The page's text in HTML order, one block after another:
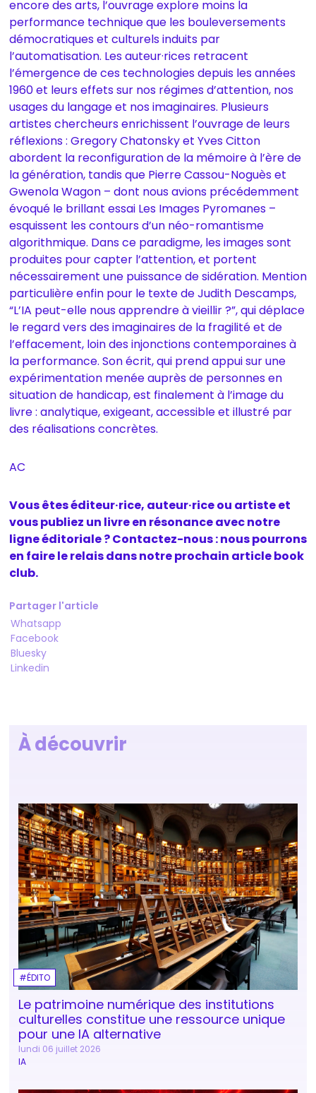
encore des arts, l’ouvrage explore moins la
performance technique que les bouleversements
démocratiques et culturels induits par
l’automatisation. Les auteur·rices retracent
l’émergence de ces technologies depuis les années
1960 et leurs effets sur nos régimes d’attention, nos
usages du langage et nos imaginaires. Plusieurs
artistes chercheurs enrichissent l’ouvrage de leurs
réflexions : Gregory Chatonsky et Yves Citton
abordent la reconfiguration de la mémoire à l’ère de
la génération, tandis que Pierre Cassou-Noguès et
Gwenola Wagon – dont nous avions précédemment
évoqué le brillant essai Les Images Pyromanes –
esquissent les contours d’un néo-romantisme
algorithmique. Dans ce paradigme, les images sont
produites pour capter l’attention, et portent
nécessairement une puissance de sidération. Mention
particulière enfin pour le texte de Judith Descamps,
“L’IA peut-elle nous apprendre à vieillir ?”, qui déplace
le regard vers des imaginaires de la fragilité et de
l’effacement, loin des injonctions contemporaines à
la performance. Son écrit, qui prend appui sur une
expérimentation menée auprès de personnes en
situation de handicap, est finalement à l’image du
livre : analytique, exigeant, accessible et illustré par
des réalisations concrètes.
AC
Vous êtes éditeur·rice, auteur·rice ou artiste et
vous publiez un livre en résonance avec notre
ligne éditoriale ? Contactez-nous : nous pourrons
en faire le relais dans notre prochain article book
club.
Partager l'article
Whatsapp
Facebook
Bluesky
Linkedin
À découvrir
ÉDITO
Le patrimoine numérique des institutions
culturelles constitue une ressource unique
pour une IA alternative
lundi 06 juillet 2026
IA